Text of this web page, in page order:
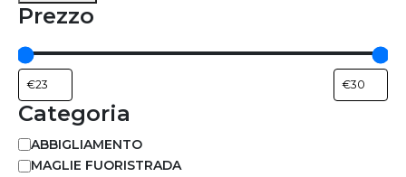
Prezzo
Categoria
ABBIGLIAMENTO
MAGLIE FUORISTRADA